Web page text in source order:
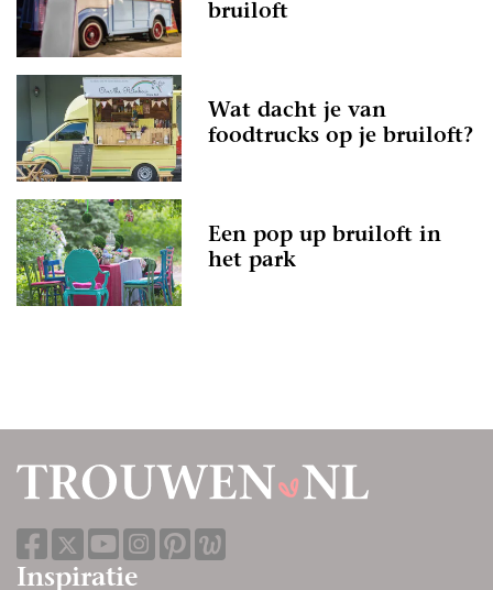
bruiloft
Wat dacht je van
foodtrucks op je bruiloft?
Een pop up bruiloft in
het park
Inspiratie